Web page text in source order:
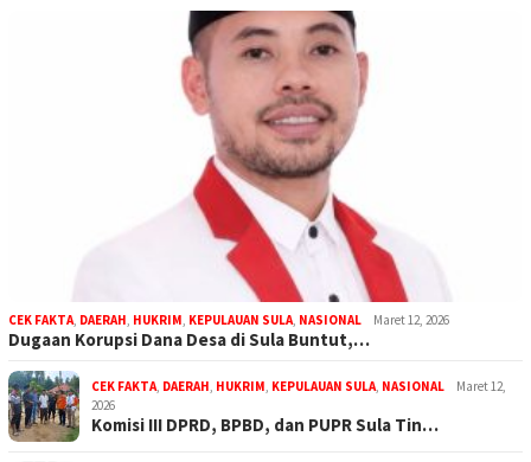
CEK FAKTA, DAERAH, HUKRIM, KEPULAUAN SULA, NASIONAL Maret 12, 2026
Dugaan Korupsi Dana Desa di Sula Buntut,…
CEK FAKTA, DAERAH, HUKRIM, KEPULAUAN SULA, NASIONAL
Maret 12,
2026
Komisi III DPRD, BPBD, dan PUPR Sula Tin…